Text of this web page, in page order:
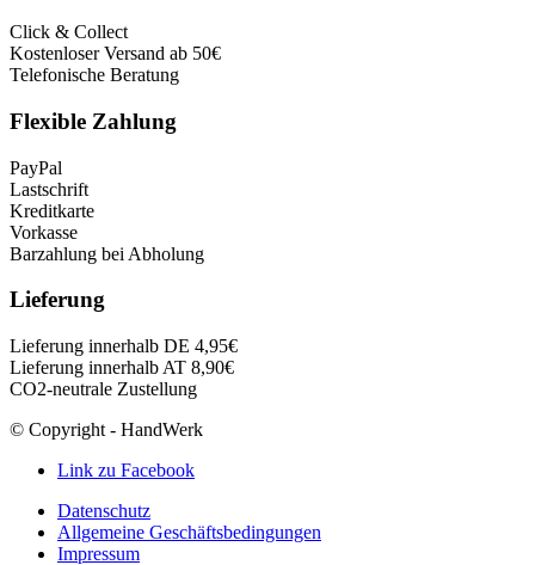
Click & Collect
Kostenloser Versand ab 50€
Telefonische Beratung
Flexible Zahlung
PayPal
Lastschrift
Kreditkarte
Vorkasse
Barzahlung bei Abholung
Lieferung
Lieferung innerhalb DE 4,95€
Lieferung innerhalb AT 8,90€
CO2-neutrale Zustellung
© Copyright - HandWerk
Link zu Facebook
Datenschutz
Allgemeine Geschäftsbedingungen
Impressum